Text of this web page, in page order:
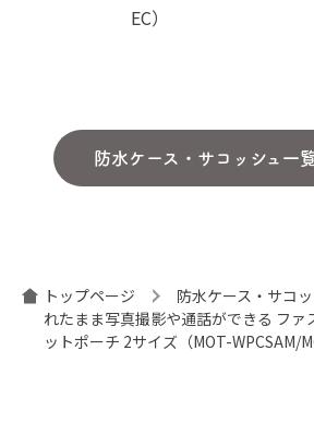
EC）
防水ケース・サコッシュ一
トップページ 防水ケース・サコ
れたまま写真撮影や通話ができる ファ
ットポーチ 2サイズ（MOT-WPCSAM/